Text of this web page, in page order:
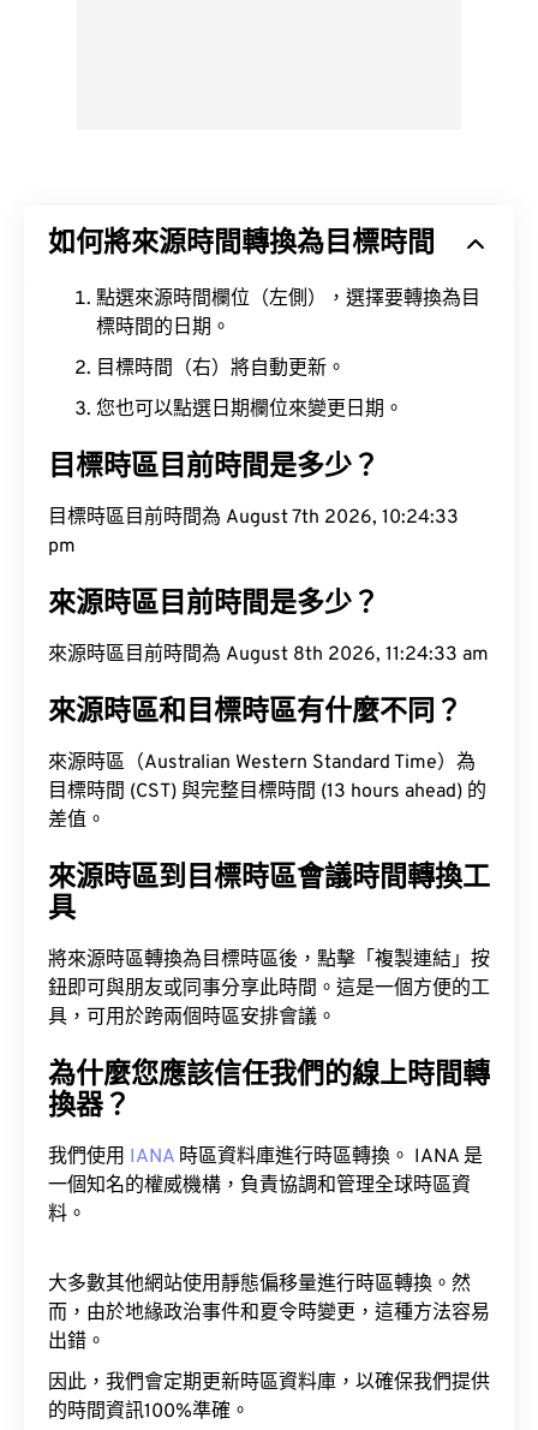
如何將來源時間轉換為目標時間
點選來源時間欄位（左側），選擇要轉換為目
標時間的日期。
目標時間（右）將自動更新。
您也可以點選日期欄位來變更日期。
目標時區目前時間是多少？
目標時區目前時間為 August 7th 2026, 10:24:33
pm
來源時區目前時間是多少？
來源時區目前時間為 August 8th 2026, 11:24:33 am
來源時區和目標時區有什麼不同？
來源時區（Australian Western Standard Time）為
目標時間 (CST) 與完整目標時間 (13 hours ahead) 的
差值。
來源時區到目標時區會議時間轉換工
具
將來源時區轉換為目標時區後，點擊「複製連結」按
鈕即可與朋友或同事分享此時間。這是一個方便的工
具，可用於跨兩個時區安排會議。
為什麼您應該信任我們的線上時間轉
換器？
我們使用 IANA 時區資料庫進行時區轉換。 IANA 是
一個知名的權威機構，負責協調和管理全球時區資
料。
大多數其他網站使用靜態偏移量進行時區轉換。然
而，由於地緣政治事件和夏令時變更，這種方法容易
出錯。
因此，我們會定期更新時區資料庫，以確保我們提供
的時間資訊100%準確。